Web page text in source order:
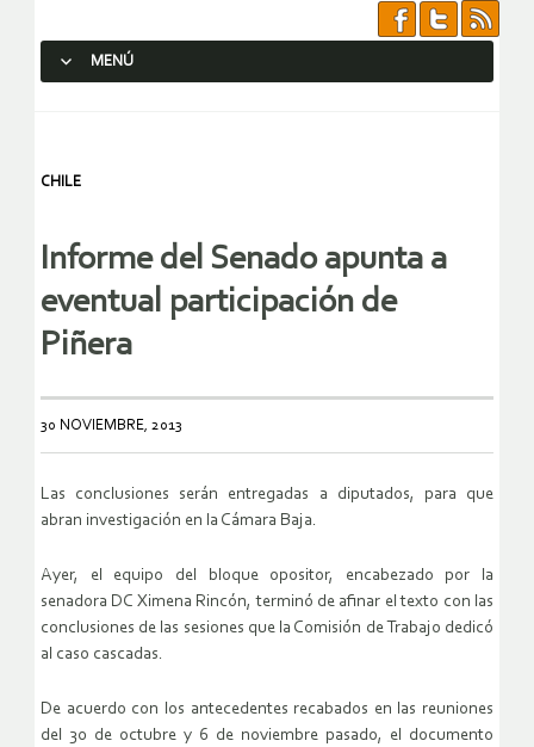
MENÚ
CHILE
Informe del Senado apunta a
eventual participación de
Piñera
30 NOVIEMBRE, 2013
Las conclusiones serán entregadas a diputados, para que
abran investigación en la Cámara Baja.
Ayer, el equipo del bloque opositor, encabezado por la
senadora DC Ximena Rincón, terminó de afinar el texto con las
conclusiones de las sesiones que la Comisión de Trabajo dedicó
al caso cascadas.
De acuerdo con los antecedentes recabados en las reuniones
del 30 de octubre y 6 de noviembre pasado, el documento